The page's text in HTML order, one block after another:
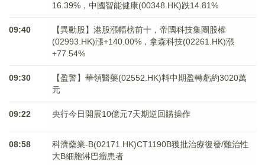
16.39%，中國智能健康(00348.HK)跌14.81%
09:40
【異動股】港股漲幅榜前十，帝國科技集團股權
(02993.HK)漲+140.00%，拿森科技(02261.HK)漲
+77.54%
09:30
【盈警】華領醫藥(02552.HK)料中期盈轉虧約3020萬
元
09:22 央行今日開展10億元7天期逆回購操作
08:58
科濟藥業-B(02171.HK)CT1190B獲批治療復發/難治性
大B細胞淋巴瘤患者